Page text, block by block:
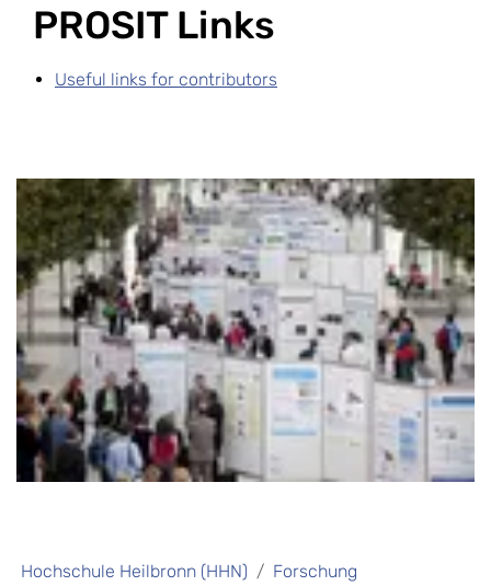
PROSIT Links
Useful links for contributors
Hochschule Heilbronn (HHN)
Forschung